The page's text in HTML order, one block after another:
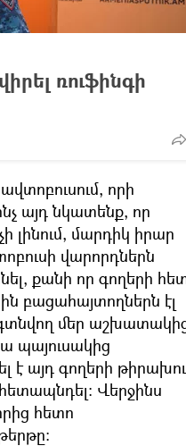
ռուֆինգի
որի
այդ նկատենք, որ
լինում, մարդիկ իրար
վարորդներն
քանի որ գողերի
բացահայտողներն էլ
գտնվող մեր
պայուսակից
է այդ գողերի
Վերջինս
հետո